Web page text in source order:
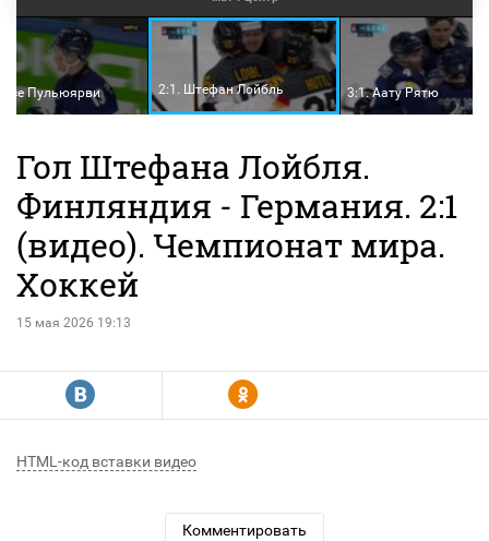
Пульюярви 2:1. Штефан Лойбль 3:1. Аату Рятю
Гол Штефана Лойбля.
Финляндия - Германия. 2:1
(видео). Чемпионат мира.
Хоккей
15 мая 2026 19:13
R Y
HTML-код вставки видео
Комментировать